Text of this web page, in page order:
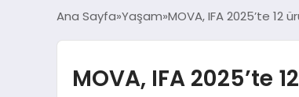
Ana Sayfa Yaşam MOVA, IFA 2025’te
MOVA, IFA 2025’te